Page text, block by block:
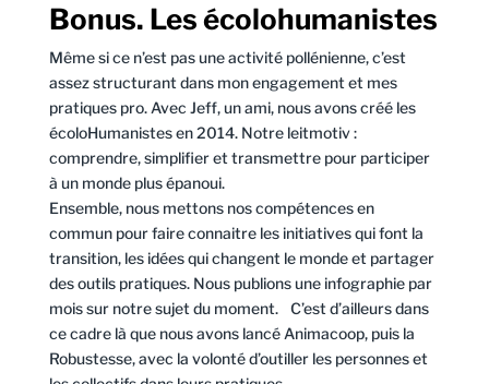
Bonus. Les écolohumanistes
Même si ce n’est pas une activité pollénienne, c’est
assez structurant dans mon engagement et mes
pratiques pro. Avec Jeff, un ami, nous avons créé les
écoloHumanistes en 2014. Notre leitmotiv :
comprendre, simplifier et transmettre pour participer
à un monde plus épanoui.
Ensemble, nous mettons nos compétences en
commun pour faire connaitre les initiatives qui font la
transition, les idées qui changent le monde et partager
des outils pratiques. Nous publions une infographie par
mois sur notre sujet du moment. C’est d’ailleurs dans
ce cadre là que nous avons lancé Animacoop, puis la
Robustesse, avec la volonté d’outiller les personnes et